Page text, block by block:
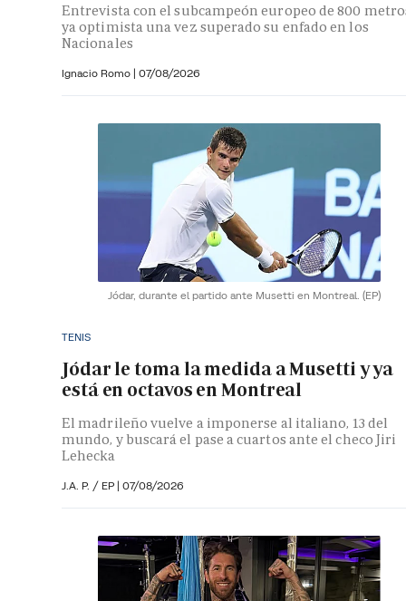
Entrevista con el subcampeón europeo de 800
ya optimista una vez superado su enfado en los
Nacionales
Ignacio Romo | 07/08/2026
Jódar, durante el partido ante Musetti en Montreal. (EP)
TENIS
Jódar le toma la medida a Musetti y ya
está en octavos en Montreal
El madrileño vuelve a imponerse al italiano, 13 del
mundo, y buscará el pase a cuartos ante el checo Jiri
Lehecka
J.A. P. / EP | 07/08/2026